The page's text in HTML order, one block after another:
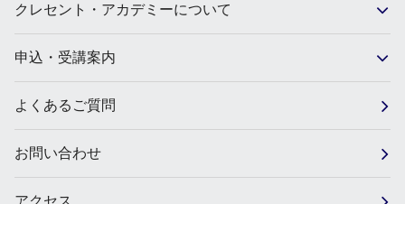
クレセント・アカデミーについて
申込・受講案内
よくあるご質問
お問い合わせ
アクセス